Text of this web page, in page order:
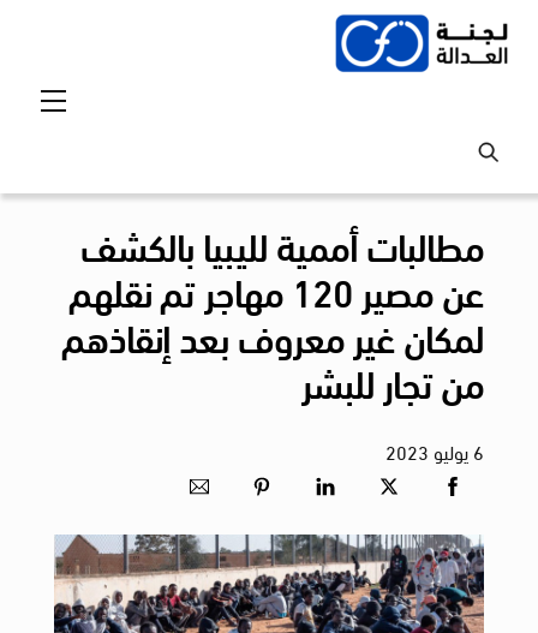
Skip
مطالبات أممية لليبيا بالكشف
عن مصير 120 مهاجر تم نقلهم
لمكان غير معروف بعد إنقاذهم
من تجار للبشر
6يوليو 2023